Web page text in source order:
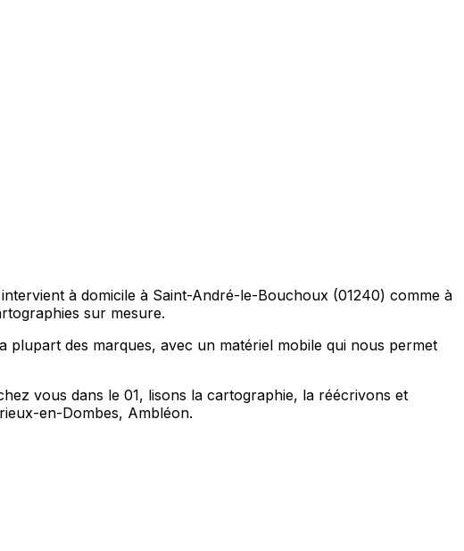
à domicile à Saint-André-le-Bouchoux (01240) comme à
sur mesure.
des marques, avec un matériel mobile qui nous permet
vous dans le 01, lisons la cartographie, la réécrivons et
en-Dombes, Ambléon.